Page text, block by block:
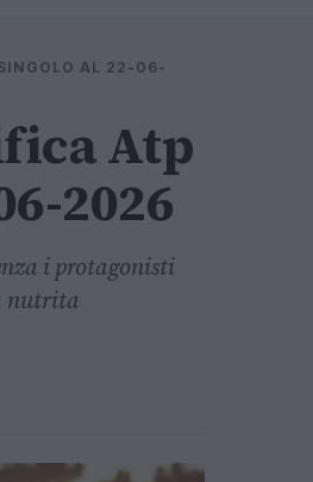
AL 22-06-
Atp
2026
i protagonisti
nutrita